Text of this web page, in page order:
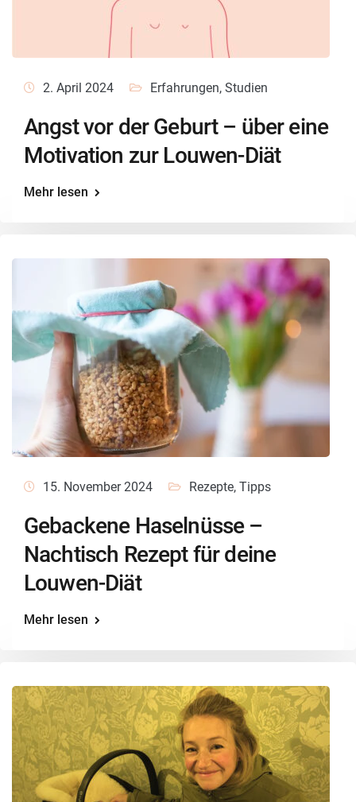
2. April 2024 Erfahrungen, Studien
Angst vor der Geburt – über eine
Motivation zur Louwen-Diät
Mehr lesen
15. November 2024 Rezepte, Tipps
Gebackene Haselnüsse –
Nachtisch Rezept für deine
Louwen-Diät
Mehr lesen